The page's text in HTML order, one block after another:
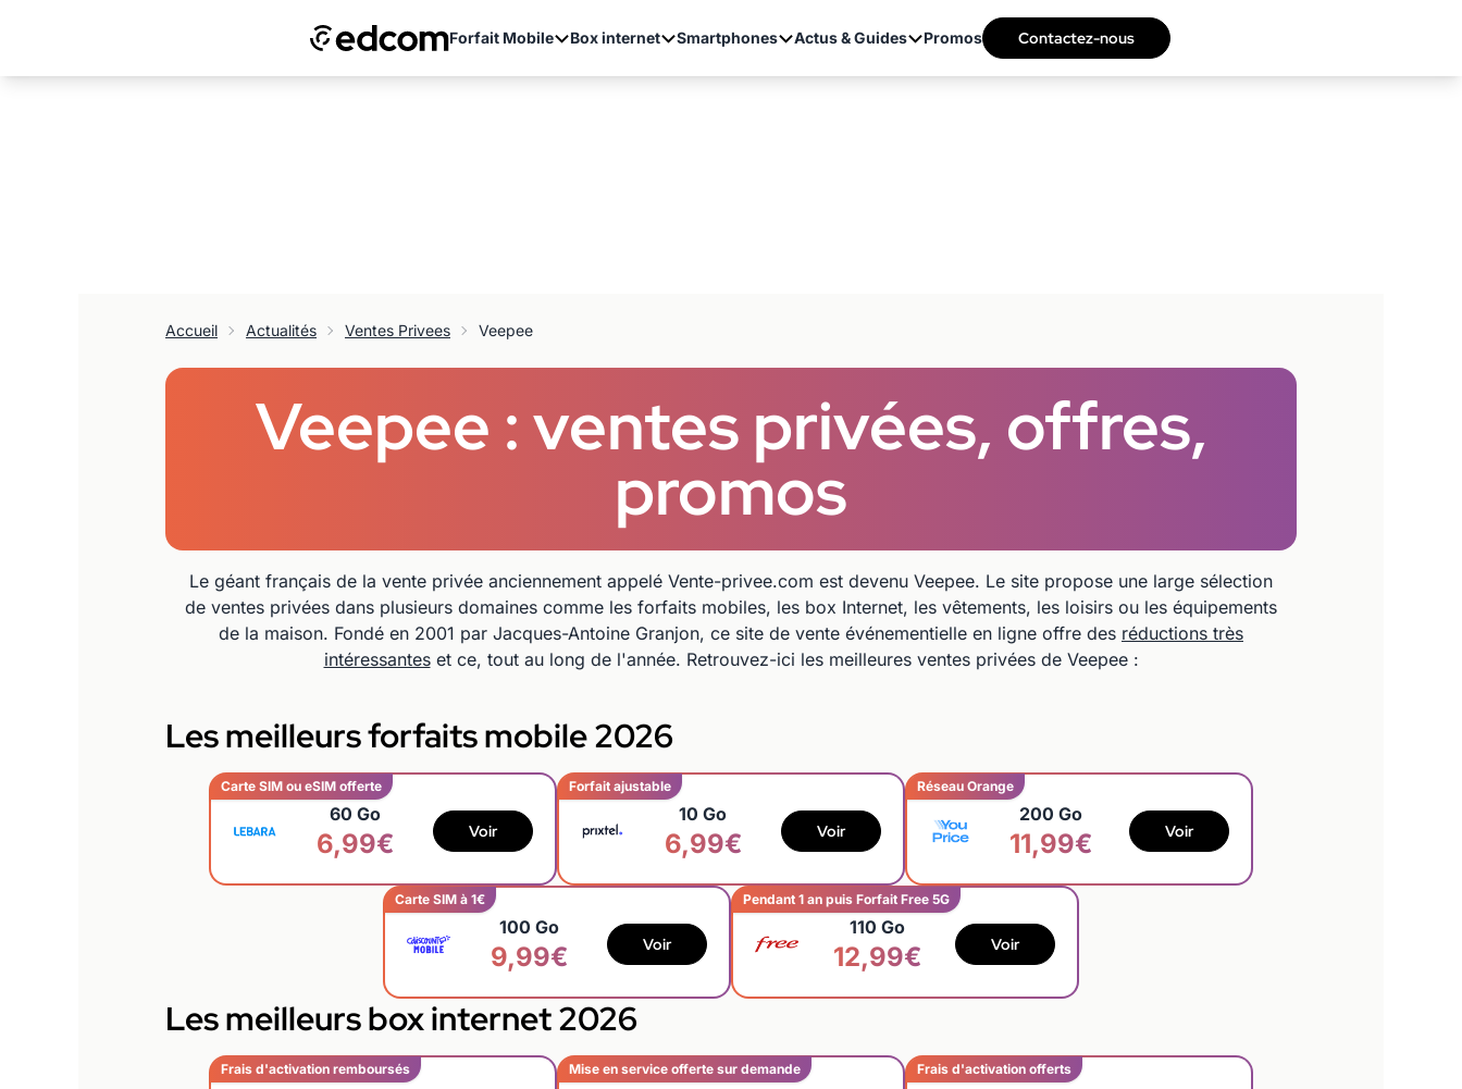
Forfait Mobile Box internet Smartphones Actus & Guides Promos Contactez-nous
Accueil Actualités Ventes Privees Veepee
Veepee : ventes privées, offres,
promos
Le géant français de la vente privée anciennement appelé Vente-privee.com est devenu Veepee. Le site propose une large sélection
de ventes privées dans plusieurs domaines comme les forfaits mobiles, les box Internet, les vêtements, les loisirs ou les équipements
de la maison. Fondé en 2001 par Jacques-Antoine Granjon, ce site de vente événementielle en ligne offre des réductions très
intéressanteset ce, tout au long de l'année. Retrouvez-ici les meilleures ventes privées de Veepee :
Les meilleurs forfaits mobile 2026
Carte SIM ou eSIM offerte
60 Go
6,99€ Voir
Forfait ajustable
10 Go
6,99€ Voir
Réseau Orange
200 Go
11,99€ Voir
Carte SIM à 1€
100 Go
9,99€ Voir
Pendant 1 an puis Forfait Free 5G
110 Go
12,99€ Voir
Les meilleurs box internet 2026
Frais d'activation remboursés Mise en service offerte sur demande Frais d'activation offerts